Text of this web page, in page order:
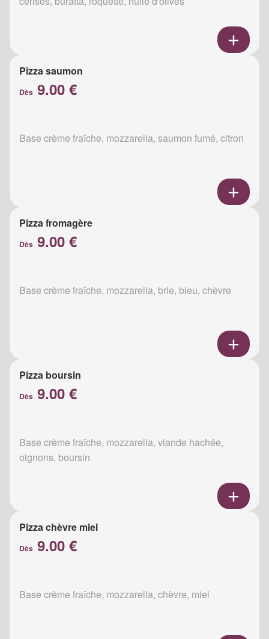
Pizza saumon
Dès 9.00 €
Base crème fraîche, mozzarella, saumon fumé, citron
Pizza fromagère
Dès 9.00 €
Base crème fraîche, mozzarella, brie, bleu, chèvre
Pizza boursin
Dès 9.00 €
Base crème fraîche, mozzarella, viande hachée,
oignons, boursin
Pizza chèvre miel
Dès 9.00 €
Base crème fraîche, mozzarella, chèvre, miel